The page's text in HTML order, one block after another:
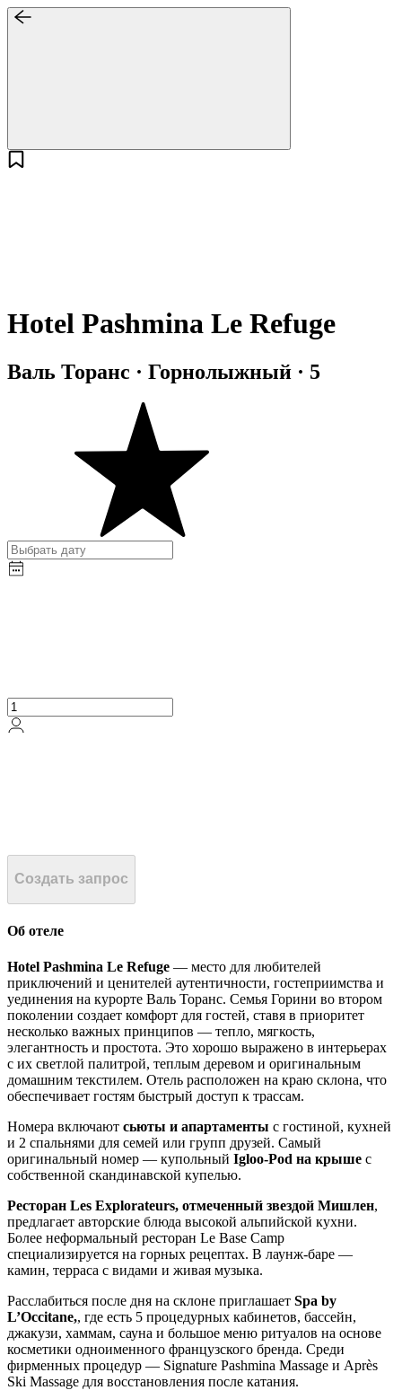
Hotel Pashmina Le Refuge
Валь Торанс · Горнолыжный · 5
Создать запрос
Об отеле
Hotel Pashmina Le Refuge — место для любителей
приключений и ценителей аутентичности, гостеприимства и
уединения на курорте Валь Торанс. Семья Горини во втором
поколении создает комфорт для гостей, ставя в приоритет
несколько важных принципов — тепло, мягкость,
элегантность и простота. Это хорошо выражено в интерьерах
с их светлой палитрой, теплым деревом и оригинальным
домашним текстилем. Отель расположен на краю склона, что
обеспечивает гостям быстрый доступ к трассам.
Номера включают сьюты и апартаменты с гостиной, кухней
и 2 спальнями для семей или групп друзей. Самый
оригинальный номер — купольный Igloo-Pod на крыше с
собственной скандинавской купелью.
Ресторан Les Explorateurs, отмеченный звездой Мишлен,
предлагает авторские блюда высокой альпийской кухни.
Более неформальный ресторан Le Base Camp
специализируется на горных рецептах. В лаунж-баре —
камин, терраса с видами и живая музыка.
Расслабиться после дня на склоне приглашает Spa by
L’Occitane,, где есть 5 процедурных кабинетов, бассейн,
джакузи, хаммам, сауна и большое меню ритуалов на основе
косметики одноименного французского бренда. Среди
фирменных процедур — Signature Pashmina Massage и Après
Ski Massage для восстановления после катания.